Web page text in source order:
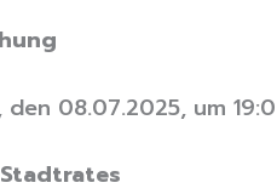
den 08.07.2025, um